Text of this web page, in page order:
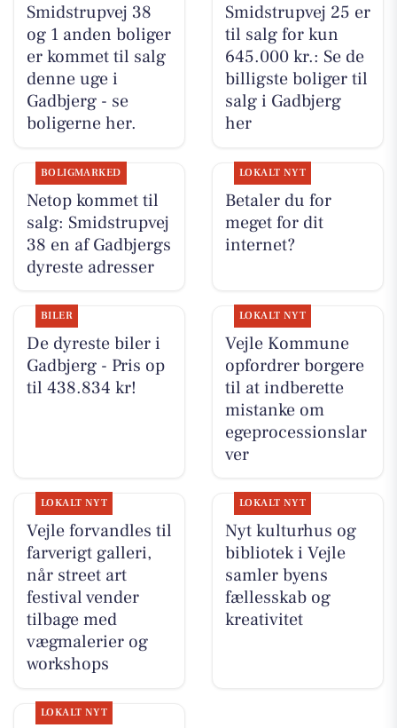
Smidstrupvej 38
og 1 anden boliger
er kommet til salg
denne uge i
Gadbjerg - se
boligerne her.
Smidstrupvej 25 er
til salg for kun
645.000 kr.: Se de
billigste boliger til
salg i Gadbjerg
her
BOLIGMARKED
Netop kommet til
salg: Smidstrupvej
38 en af Gadbjergs
dyreste adresser
LOKALT NYT
Betaler du for
meget for dit
internet?
BILER
De dyreste biler i
Gadbjerg - Pris op
til 438.834 kr!
LOKALT NYT
Vejle Kommune
opfordrer borgere
til at indberette
mistanke om
egeprocessionslar
ver
LOKALT NYT
Vejle forvandles til
farverigt galleri,
når street art
festival vender
tilbage med
vægmalerier og
workshops
LOKALT NYT
Nyt kulturhus og
bibliotek i Vejle
samler byens
fællesskab og
kreativitet
LOKALT NYT